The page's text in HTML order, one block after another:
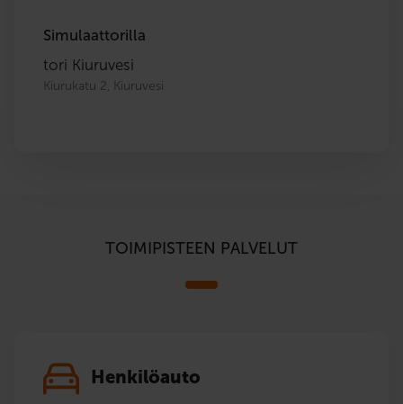
Simulaattorilla
tori Kiuruvesi
Kiurukatu 2, Kiuruvesi
TOIMIPISTEEN PALVELUT
Henkilöauto